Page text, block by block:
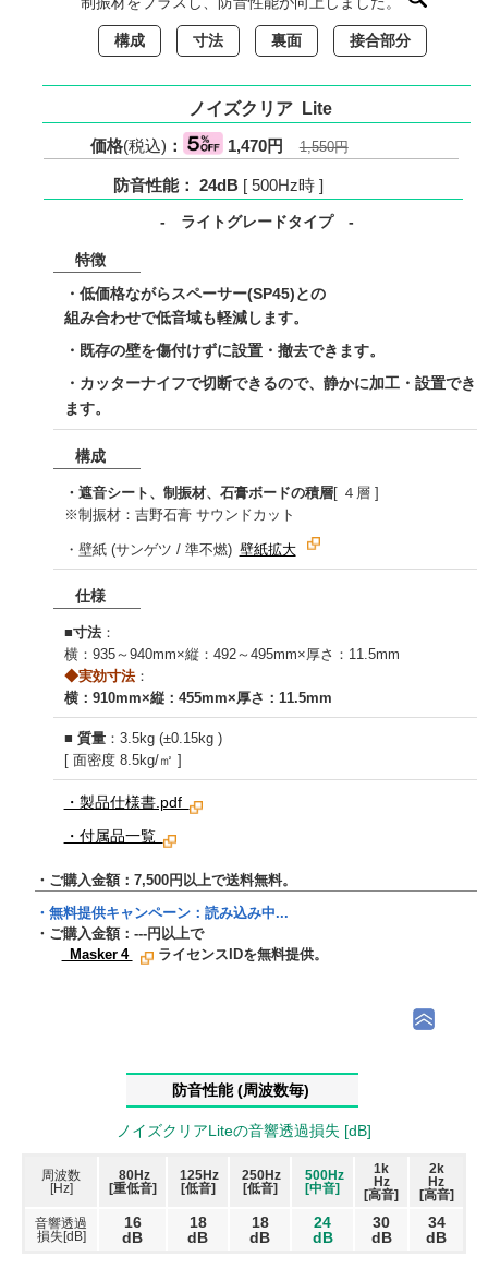
構成 寸法 裏面 接合部分
ノイズクリア Lite
価格(税込) ： 1,470円1,550円
防音性能： 24dB [ 500Hz時 ]
- ライトグレードタイプ -
特徴
・低価格ながらスペーサー(SP45)との
組み合わせで低音域も軽減します。
・既存の壁を傷付けずに設置・撤去できます。
・カッターナイフで切断できるので、静かに加工・設置でき
ます。
構成
・遮音シート、制振材、石膏ボードの積層[ ４層 ]
※制振材：吉野石膏 サウンドカット
・壁紙 (サンゲツ / 準不燃) 壁紙拡大
仕様
■寸法：
横：935～940mm×縦：492～495mm×厚さ：11.5mm
◆実効寸法：
横：910mm×縦：455mm×厚さ：11.5mm
■ 質量：3.5kg (±0.15kg )
[ 面密度 8.5kg/㎡ ]
・製品仕様書.pdf
・付属品一覧
・ご購入金額：7,500円以上で送料無料。
・無料提供キャンペーン： 読み込み中...
・ご購入金額： ---円以上で
Masker 4
ライセンスIDを無料提供。
防音性能 (周波数毎)
ノイズクリアLiteの音響透過損失 [dB]
周波数
[Hz]
80Hz
[重低音]
125Hz
[低音]
250Hz
[低音]
500Hz
[中音]
1k
Hz
[高音]
2k
Hz
[高音]
音響透過
損失[dB]
16
dB
18
dB
18
dB
24
dB
30
dB
34
dB